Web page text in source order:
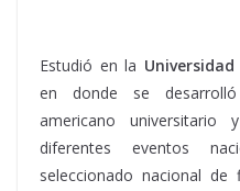
Estudió en la
en donde se
americano
diferentes eventos
seleccionado nacional